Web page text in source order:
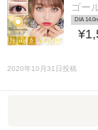
ゴー
DIA
2020年10月31日投稿